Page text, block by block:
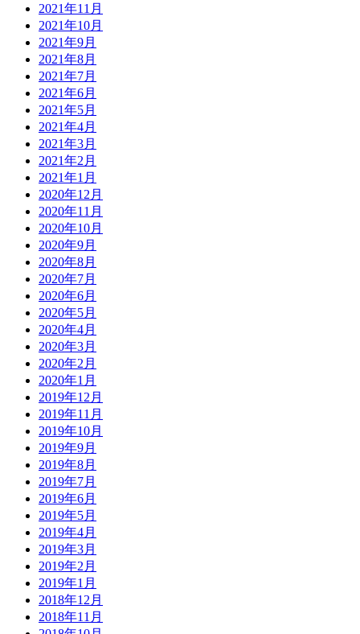
2021年11月
2021年10月
2021年9月
2021年8月
2021年7月
2021年6月
2021年5月
2021年4月
2021年3月
2021年2月
2021年1月
2020年12月
2020年11月
2020年10月
2020年9月
2020年8月
2020年7月
2020年6月
2020年5月
2020年4月
2020年3月
2020年2月
2020年1月
2019年12月
2019年11月
2019年10月
2019年9月
2019年8月
2019年7月
2019年6月
2019年5月
2019年4月
2019年3月
2019年2月
2019年1月
2018年12月
2018年11月